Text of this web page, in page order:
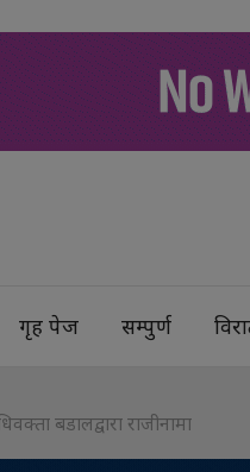
गृह पेज सम्पुर्ण
बडालद्वारा राजीनामा